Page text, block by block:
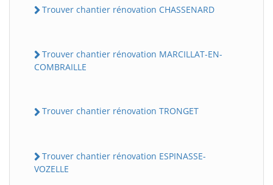
Trouver chantier rénovation CHASSENARD
Trouver chantier rénovation MARCILLAT-EN-
COMBRAILLE
Trouver chantier rénovation TRONGET
Trouver chantier rénovation ESPINASSE-
VOZELLE